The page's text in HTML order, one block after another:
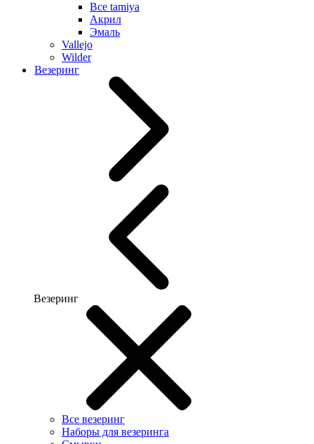
Все tamiya
Акрил
Эмаль
Vallejo
Wilder
Везеринг
Везеринг
Все везеринг
Наборы для везеринга